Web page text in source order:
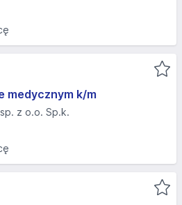
medycznym k/m
z o.o. Sp.k.